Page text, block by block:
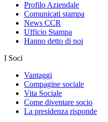
Profilo Aziendale
Comunicati stampa
News CCR
Ufficio Stampa
Hanno detto di noi
I Soci
Vantaggi
Compagine sociale
Vita Sociale
Come diventare socio
La presidenza risponde